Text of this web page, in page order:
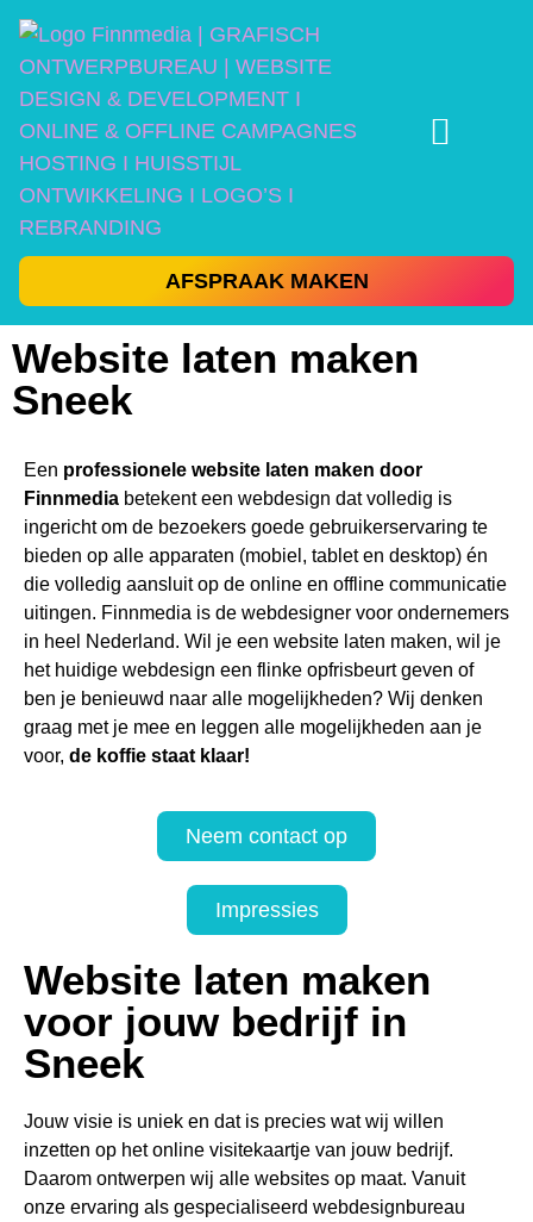
AFSPRAAK MAKEN
Website laten maken
Sneek
Een professionele website laten maken door
Finnmedia betekent een webdesign dat volledig is
ingericht om de bezoekers goede gebruikerservaring te
bieden op alle apparaten (mobiel, tablet en desktop) én
die volledig aansluit op de online en offline communicatie
uitingen. Finnmedia is de webdesigner voor ondernemers
in heel Nederland. Wil je een website laten maken, wil je
het huidige webdesign een flinke opfrisbeurt geven of
ben je benieuwd naar alle mogelijkheden? Wij denken
graag met je mee en leggen alle mogelijkheden aan je
voor, de koffie staat klaar!
Neem contact op
Impressies
Website laten maken
voor jouw bedrijf in
Sneek
Jouw visie is uniek en dat is precies wat wij willen
inzetten op het online visitekaartje van jouw bedrijf.
Daarom ontwerpen wij alle websites op maat. Vanuit
onze ervaring als gespecialiseerd webdesignbureau